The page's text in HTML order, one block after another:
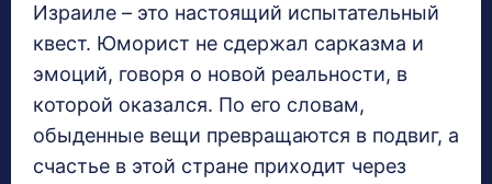
Израиле – это настоящий испытательный
квест. Юморист не сдержал сарказма и
эмоций, говоря о новой реальности, в
которой оказался. По его словам,
обыденные вещи превращаются в подвиг, а
счастье в этой стране приходит через